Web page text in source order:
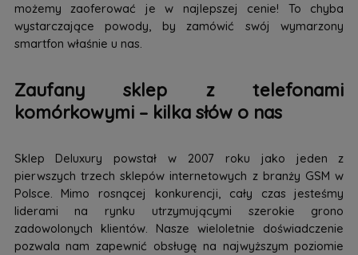
możemy zaoferować je w najlepszej cenie! To chyba
wystarczające powody, by zamówić swój wymarzony
smartfon właśnie u nas.
Zaufany sklep z telefonami
komórkowymi – kilka słów o nas
Sklep Deluxury powstał w 2007 roku jako jeden z
pierwszych trzech sklepów internetowych z branży GSM w
Polsce. Mimo rosnącej konkurencji, cały czas jesteśmy
liderami na rynku utrzymującymi szerokie grono
zadowolonych klientów. Nasze wieloletnie doświadczenie
pozwala nam zapewnić obsługę na najwyższym poziomie